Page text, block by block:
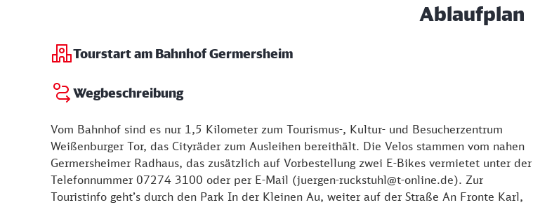
Ablaufplan
Tourstart am Bahnhof Germersheim
Wegbeschreibung
Vom Bahnhof sind es nur 1,5 Kilometer zum Tourismus-, Kultur- und Besucherzentrum
Weißenburger Tor, das Cityräder zum Ausleihen bereithält. Die Velos stammen vom nahen
Germersheimer Radhaus, das zusätzlich auf Vorbestellung zwei E-Bikes vermietet unter der
Telefonnummer 07274 3100 oder per E-Mail (juergen-ruckstuhl@t-online.de). Zur
Touristinfo geht’s durch den Park In der Kleinen Au, weiter auf der Straße An Fronte Karl,